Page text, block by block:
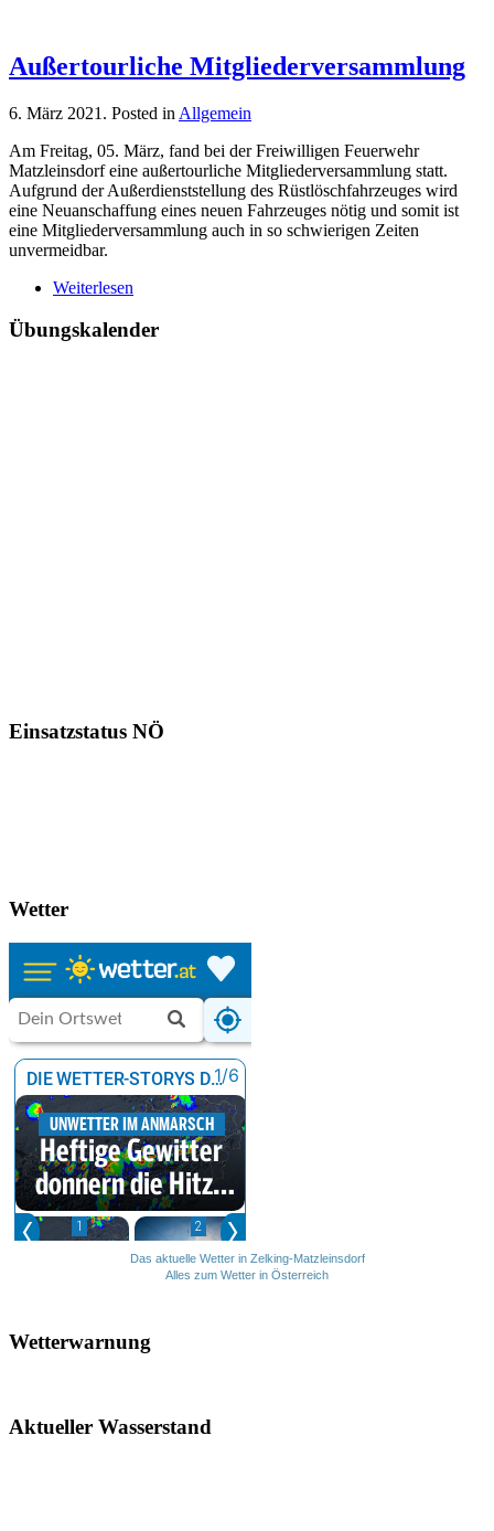
Außertourliche Mitgliederversammlung
6. März 2021 . Posted in Allgemein
Am Freitag, 05. März, fand bei der Freiwilligen Feuerwehr
Matzleinsdorf eine außertourliche Mitgliederversammlung statt.
Aufgrund der Außerdienststellung des Rüstlöschfahrzeuges wird
eine Neuanschaffung eines neuen Fahrzeuges nötig und somit ist
eine Mitgliederversammlung auch in so schwierigen Zeiten
unvermeidbar.
Weiterlesen
Übungskalender
Einsatzstatus NÖ
Wetter
Das aktuelle Wetter in Zelking-Matzleinsdorf
Alles zum Wetter in Österreich
Wetterwarnung
Aktueller Wasserstand